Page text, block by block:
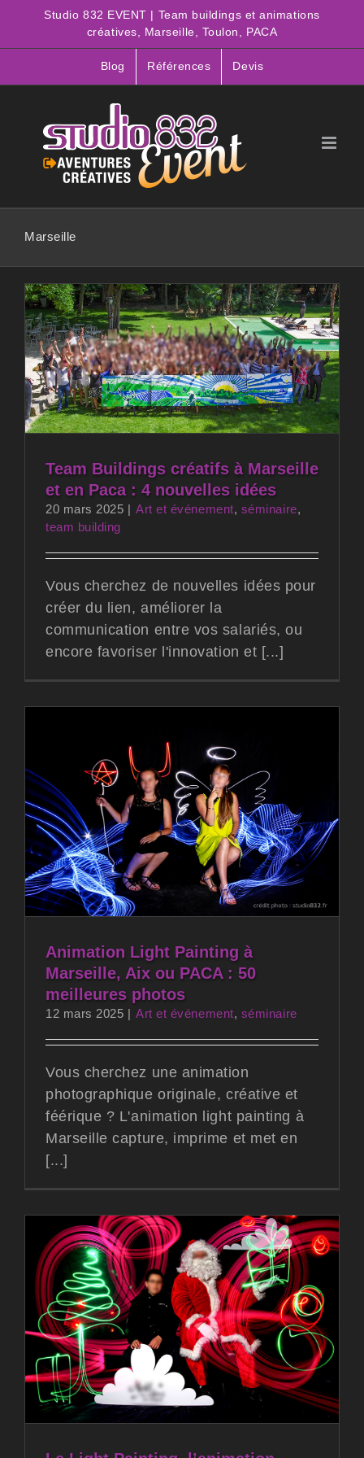
Passer
contenu
Studio 832 EVENT | Team buildings et animations
créatives, Marseille, Toulon, PACA
Blog Références Devis
Marseille
Team Buildings créatifs à Marseille
et en Paca : 4 nouvelles idées
20 mars 2025 | Art et événement, séminaire,
team building
Vous cherchez de nouvelles idées pour
créer du lien, améliorer la
communication entre vos salariés, ou
encore favoriser l'innovation et [...]
Animation Light Painting à
Marseille, Aix ou PACA : 50
meilleures photos
12 mars 2025 | Art et événement, séminaire
Vous cherchez une animation
photographique originale, créative et
féérique ? L'animation light painting à
Marseille capture, imprime et met en
[...]